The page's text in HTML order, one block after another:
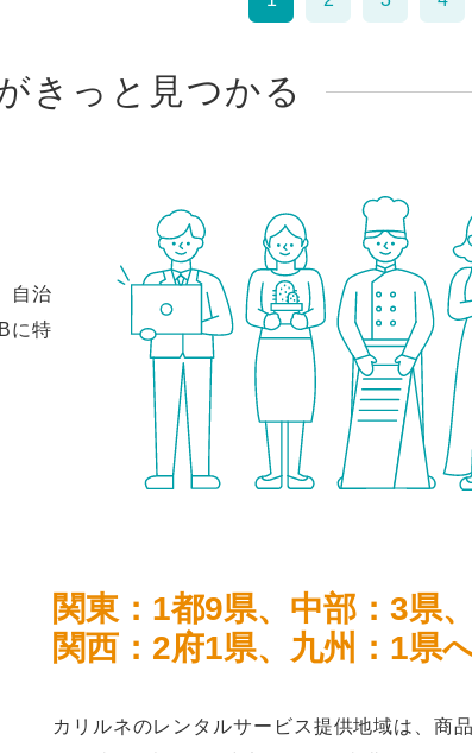
きっと見つかる
自治
に特
関東：1都9県、中部：3県
関西：2府1県、九州：1県
カリルネのレンタルサービス提供地域は、商